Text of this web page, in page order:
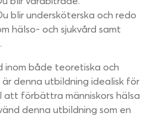
blir undersköterska och redo
hälso- och sjukvård samt
inom både teoretiska och
denna utbildning idealisk för
att förbättra människors hälsa
denna utbildning som en